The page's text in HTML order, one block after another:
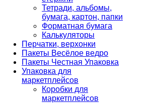
Тетради, альбомы,
бумага, картон, папки
Форматная бумага
Калькуляторы
Перчатки, верхонки
Пакеты Весёлое ведро
Пакеты Честная Упаковка
Упаковка для
маркетплейсов
Коробки для
маркетплейсов